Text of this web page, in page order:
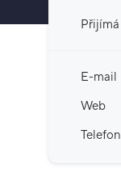
Přijímá
E-mail
Web
Telefon